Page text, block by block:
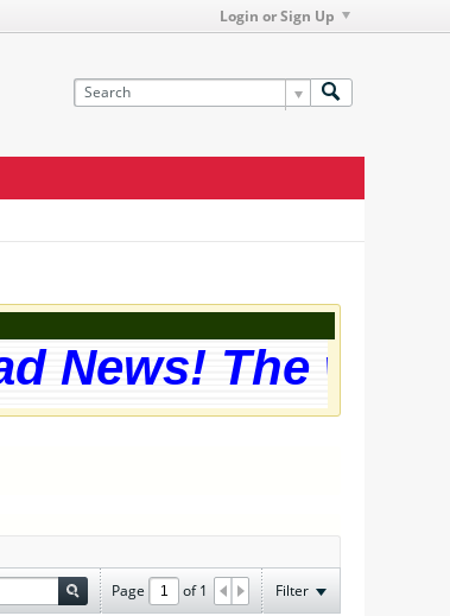
Login or Sign Up
News! The
Page of1 Filter